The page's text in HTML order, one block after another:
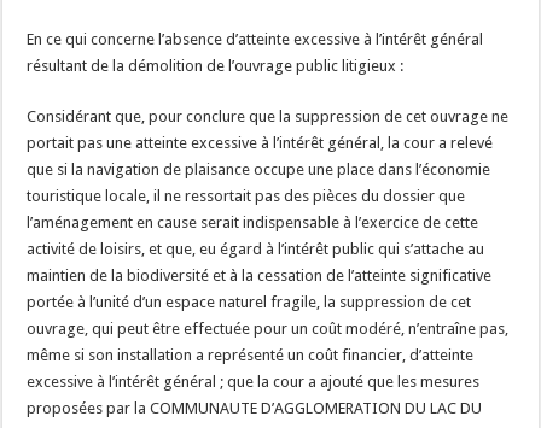
En ce qui concerne l’absence d’atteinte excessive à l’intérêt général
résultant de la démolition de l’ouvrage public litigieux :
Considérant que, pour conclure que la suppression de cet ouvrage ne
portait pas une atteinte excessive à l’intérêt général, la cour a relevé
que si la navigation de plaisance occupe une place dans l’économie
touristique locale, il ne ressortait pas des pièces du dossier que
l’aménagement en cause serait indispensable à l’exercice de cette
activité de loisirs, et que, eu égard à l’intérêt public qui s’attache au
maintien de la biodiversité et à la cessation de l’atteinte significative
portée à l’unité d’un espace naturel fragile, la suppression de cet
ouvrage, qui peut être effectuée pour un coût modéré, n’entraîne pas,
même si son installation a représenté un coût financier, d’atteinte
excessive à l’intérêt général ; que la cour a ajouté que les mesures
proposées par la COMMUNAUTE D’AGGLOMERATION DU LAC DU